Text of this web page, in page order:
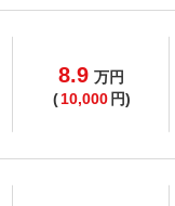
8.9 万円
( 10,000 円)